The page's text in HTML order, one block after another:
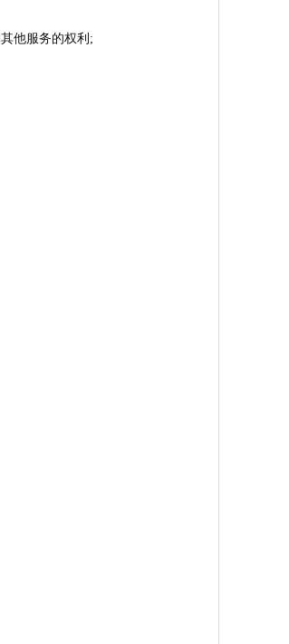
他服务的权利;